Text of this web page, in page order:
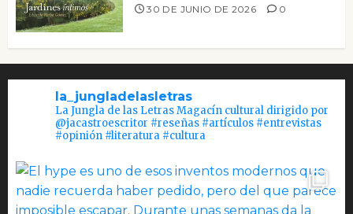
30 DE JUNIO DE 2026 0
la_jungladelasletras
La Jungla de las Letras Magacín cultural dirigido por
@jacastroescritor #reseñas #artículos #entrevistas
#opinión #literatura #cultura